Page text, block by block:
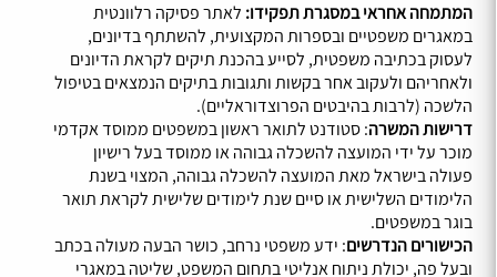
המתמחה אחראי במסגרת תפקידו: לאתר פסיקה רלוונטית
במאגרים משפטיים ובספרות המקצועית, להשתתף בדיונים,
לעסוק בכתיבה משפטית, לסייע בהכנת תיקים לקראת הדיונים
ולאחריהם ולעקוב אחר בקשות ותגובות בתיקים הנמצאים בטיפול
הלשכה (לרבות בהיבטים הפרוצדוראליים).
דרישות המשרה: סטודנט לתואר ראשון במשפטים ממוסד אקדמי
מוכר על ידי המועצה להשכלה גבוהה או ממוסד בעל רישיון
פעולה בישראל מאת המועצה להשכלה גבוהה, המצוי בשנת
הלימודים השלישית או סיים שנת לימודים שלישית לקראת תואר
בוגר במשפטים.
הכישורים הנדרשים: ידע משפטי נרחב, כושר הבעה מעולה בכתב
ובעל פה, יכולת ניתוח אנליטי בתחום המשפט, שליטה במאגרי